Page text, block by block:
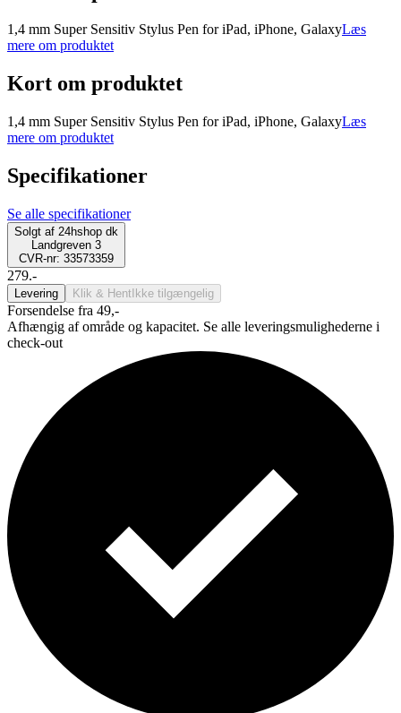
1,4 mm Super Sensitiv Stylus Pen for iPad, iPhone, GalaxyLæs
mere om produktet
Kort om produktet
1,4 mm Super Sensitiv Stylus Pen for iPad, iPhone, GalaxyLæs
mere om produktet
Specifikationer
Se alle specifikationer
Solgt af 24hshop dk
Landgreven 3
CVR-nr: 33573359
279.-
Levering Klik & Hent Ikke tilgængelig
Forsendelse fra 49,-
Afhængig af område og kapacitet. Se alle leveringsmulighederne i
check-out